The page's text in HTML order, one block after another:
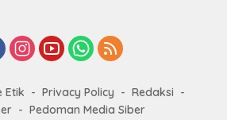
Etik Privacy Policy
Redaksi
Pedoman Media Siber